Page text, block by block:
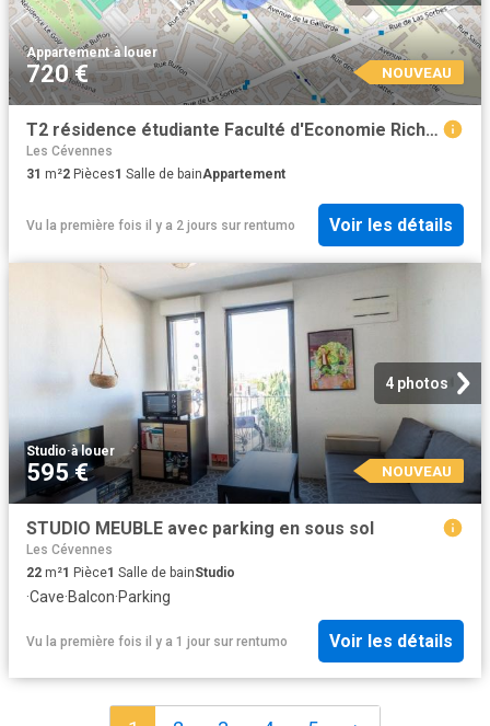
Appartement·à louer
720 € NOUVEAU
T2 résidence étudiante Faculté d'Economie Richter Moma
Les Cévennes
31 m²2 Pièces1 Salle de bainAppartement
Vu la première fois il y a 2 jours sur rentumo Voir les détails
4 photos
Studio·à louer
595 € NOUVEAU
STUDIO MEUBLE avec parking en sous sol
Les Cévennes
22 m²1 Pièce1 Salle de bainStudio
·Cave·Balcon·Parking
Vu la première fois il y a 1 jour sur rentumo Voir les détails